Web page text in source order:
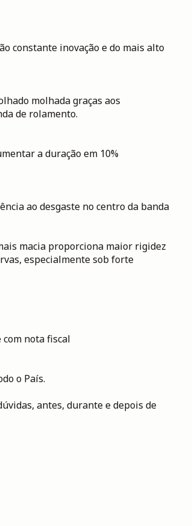
constante inovação e do mais alto
molhada graças aos
de rolamento.
a duração em 10%
ao desgaste no centro da banda
macia proporciona maior rigidez
especialmente sob forte
nota fiscal
o País.
antes, durante e depois de